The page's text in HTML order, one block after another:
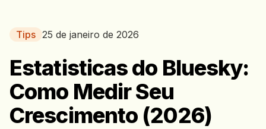
Tips 25 de janeiro de 2026
Estatisticas do Bluesky:
Como Medir Seu
Crescimento (2026)